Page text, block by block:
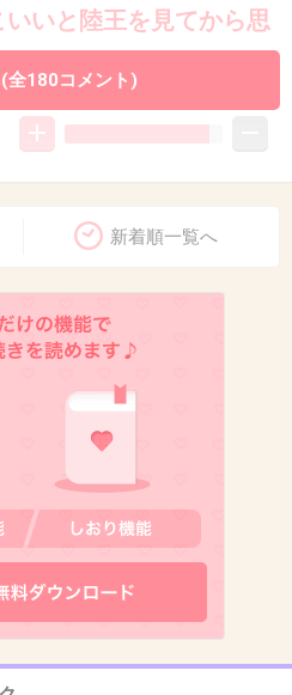
いと陸王を見てから思
言い合ってたよね
+346
と音尾という方は知らないです
全180コメント)
新着順一覧へ